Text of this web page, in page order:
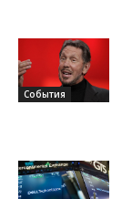
События